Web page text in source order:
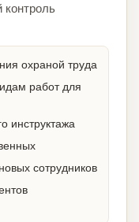
контроль
охраной труда
работ для
инструктажа
сотрудников